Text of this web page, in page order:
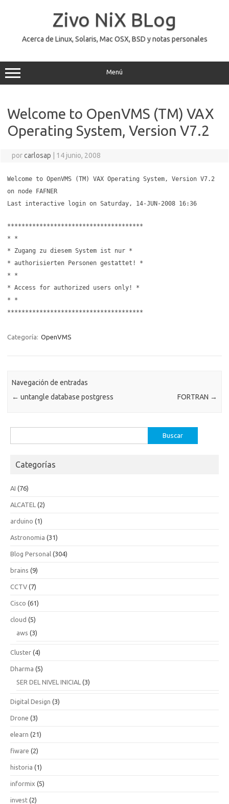
Zivo NiX BLog
Acerca de Linux, Solaris, Mac OSX, BSD y notas personales
Menú
Welcome to OpenVMS (TM) VAX
Operating System, Version V7.2
porcarlosap 14 junio, 2008
Welcome to OpenVMS (TM) VAX Operating System, Version V7.2
on node FAFNER
Last interactive login on Saturday, 14-JUN-2008 16:36
**************************************
* *
* Zugang zu diesem System ist nur *
* authorisierten Personen gestattet! *
* *
* Access for authorized users only! *
* *
**************************************
Categoría: OpenVMS
Navegación de entradas
← untangle database postgress FORTRAN →
Categorías
AI (76)
ALCATEL (2)
arduino (1)
Astronomia (31)
Blog Personal (304)
brains (9)
CCTV (7)
Cisco (61)
cloud (5)
aws (3)
Cluster (4)
Dharma (5)
SER DEL NIVEL INICIAL (3)
Digital Design (3)
Drone (3)
elearn (21)
fiware (2)
historia (1)
informix (5)
invest (2)